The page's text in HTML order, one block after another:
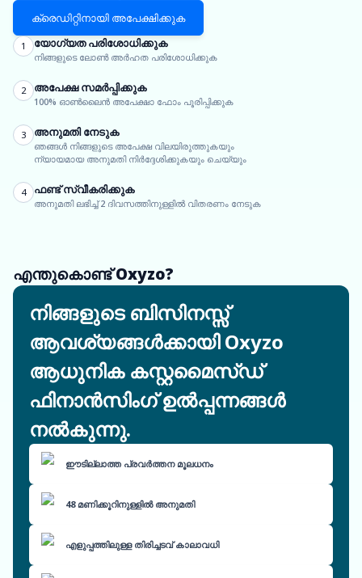
ക്രെഡിറ്റിനായി അപേക്ഷിക്കുക
1 യോഗ്യത പരിശോധിക്കുക
നിങ്ങളുടെ ലോൺ അർഹത പരിശോധിക്കുക
2 അപേക്ഷ സമർപ്പിക്കുക
100% ഓൺലൈൻ അപേക്ഷാ ഫോം പൂരിപ്പിക്കുക
3 അനുമതി നേടുക
ഞങ്ങൾ നിങ്ങളുടെ അപേക്ഷ വിലയിരുത്തുകയും
ന്യായമായ അനുമതി നിർദ്ദേശിക്കുകയും ചെയ്യും
4 ഫണ്ട് സ്വീകരിക്കുക
അനുമതി ലഭിച്ച് 2 ദിവസത്തിനുള്ളിൽ വിതരണം നേടുക
എന്തുകൊണ്ട് Oxyzo?
നിങ്ങളുടെ ബിസിനസ്സ്
ആവശ്യങ്ങൾക്കായി Oxyzo
ആധുനിക കസ്റ്റമൈസ്ഡ്
ഫിനാൻസിംഗ് ഉൽപ്പന്നങ്ങൾ
നൽകുന്നു.
ഈടില്ലാത്ത പ്രവർത്തന മൂലധനം
48 മണിക്കൂറിനുള്ളിൽ അനുമതി
എളുപ്പത്തിലുള്ള തിരിച്ചടവ് കാലാവധി